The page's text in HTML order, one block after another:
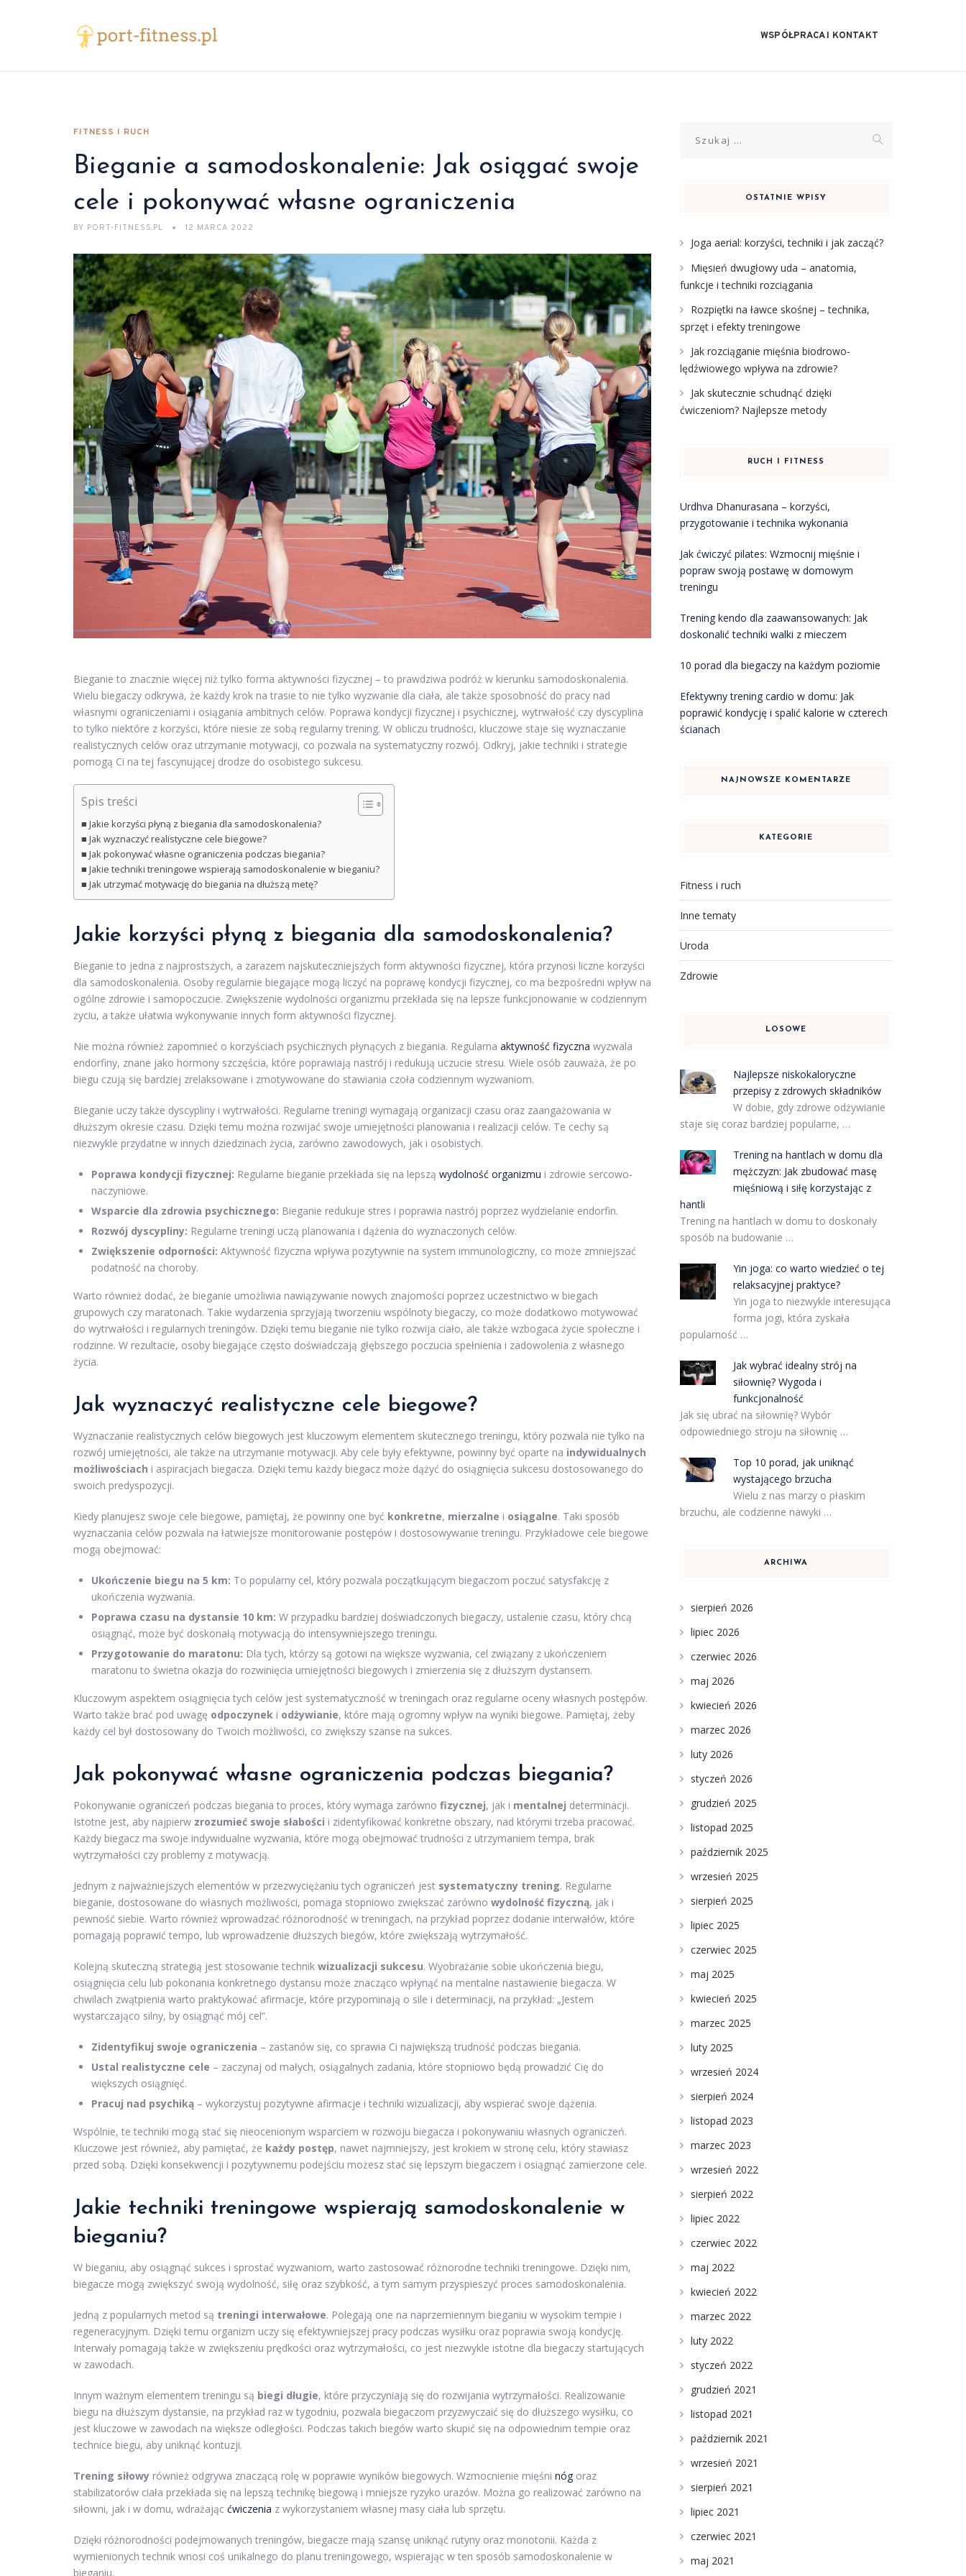
WSPÓŁPRACA I KONTAKT
FITNESS I RUCH
Bieganie a samodoskonalenie: Jak osiągać swoje
cele i pokonywać własne ograniczenia
BY PORT-FITNESS.PL 12 MARCA 2022
Bieganie to znacznie więcej niż tylko forma aktywności fizycznej – to prawdziwa podróż w kierunku samodoskonalenia.
Wielu biegaczy odkrywa, że każdy krok na trasie to nie tylko wyzwanie dla ciała, ale także sposobność do pracy nad
własnymi ograniczeniami i osiągania ambitnych celów. Poprawa kondycji fizycznej i psychicznej, wytrwałość czy dyscyplina
to tylko niektóre z korzyści, które niesie ze sobą regularny trening. W obliczu trudności, kluczowe staje się wyznaczanie
realistycznych celów oraz utrzymanie motywacji, co pozwala na systematyczny rozwój. Odkryj, jakie techniki i strategie
pomogą Ci na tej fascynującej drodze do osobistego sukcesu.
Spis treści
Jakie korzyści płyną z biegania dla samodoskonalenia?
Jak wyznaczyć realistyczne cele biegowe?
Jak pokonywać własne ograniczenia podczas biegania?
Jakie techniki treningowe wspierają samodoskonalenie w bieganiu?
Jak utrzymać motywację do biegania na dłuższą metę?
Jakie korzyści płyną z biegania dla samodoskonalenia?
Bieganie to jedna z najprostszych, a zarazem najskuteczniejszych form aktywności fizycznej, która przynosi liczne korzyści
dla samodoskonalenia. Osoby regularnie biegające mogą liczyć na poprawę kondycji fizycznej, co ma bezpośredni wpływ na
ogólne zdrowie i samopoczucie. Zwiększenie wydolności organizmu przekłada się na lepsze funkcjonowanie w codziennym
życiu, a także ułatwia wykonywanie innych form aktywności fizycznej.
Nie można również zapomnieć o korzyściach psychicznych płynących z biegania. Regularna aktywność fizyczna wyzwala
endorfiny, znane jako hormony szczęścia, które poprawiają nastrój i redukują uczucie stresu. Wiele osób zauważa, że po
biegu czują się bardziej zrelaksowane i zmotywowane do stawiania czoła codziennym wyzwaniom.
Bieganie uczy także dyscypliny i wytrwałości. Regularne treningi wymagają organizacji czasu oraz zaangażowania w
dłuższym okresie czasu. Dzięki temu można rozwijać swoje umiejętności planowania i realizacji celów. Te cechy są
niezwykle przydatne w innych dziedzinach życia, zarówno zawodowych, jak i osobistych.
Poprawa kondycji fizycznej: Regularne bieganie przekłada się na lepszą wydolność organizmu i zdrowie sercowo-
naczyniowe.
Wsparcie dla zdrowia psychicznego: Bieganie redukuje stres i poprawia nastrój poprzez wydzielanie endorfin.
Rozwój dyscypliny: Regularne treningi uczą planowania i dążenia do wyznaczonych celów.
Zwiększenie odporności: Aktywność fizyczna wpływa pozytywnie na system immunologiczny, co może zmniejszać
podatność na choroby.
Warto również dodać, że bieganie umożliwia nawiązywanie nowych znajomości poprzez uczestnictwo w biegach
grupowych czy maratonach. Takie wydarzenia sprzyjają tworzeniu wspólnoty biegaczy, co może dodatkowo motywować
do wytrwałości i regularnych treningów. Dzięki temu bieganie nie tylko rozwija ciało, ale także wzbogaca życie społeczne i
rodzinne. W rezultacie, osoby biegające często doświadczają głębszego poczucia spełnienia i zadowolenia z własnego
życia.
Jak wyznaczyć realistyczne cele biegowe?
Wyznaczanie realistycznych celów biegowych jest kluczowym elementem skutecznego treningu, który pozwala nie tylko na
rozwój umiejętności, ale także na utrzymanie motywacji. Aby cele były efektywne, powinny być oparte na indywidualnych
możliwościach i aspiracjach biegacza. Dzięki temu każdy biegacz może dążyć do osiągnięcia sukcesu dostosowanego do
swoich predyspozycji.
Kiedy planujesz swoje cele biegowe, pamiętaj, że powinny one być konkretne, mierzalne i osiągalne. Taki sposób
wyznaczania celów pozwala na łatwiejsze monitorowanie postępów i dostosowywanie treningu. Przykładowe cele biegowe
mogą obejmować:
Ukończenie biegu na 5 km: To popularny cel, który pozwala początkującym biegaczom poczuć satysfakcję z
ukończenia wyzwania.
Poprawa czasu na dystansie 10 km: W przypadku bardziej doświadczonych biegaczy, ustalenie czasu, który chcą
osiągnąć, może być doskonałą motywacją do intensywniejszego treningu.
Przygotowanie do maratonu: Dla tych, którzy są gotowi na większe wyzwania, cel związany z ukończeniem
maratonu to świetna okazja do rozwinięcia umiejętności biegowych i zmierzenia się z dłuższym dystansem.
Kluczowym aspektem osiągnięcia tych celów jest systematyczność w treningach oraz regularne oceny własnych postępów.
Warto także brać pod uwagę odpoczynek i odżywianie, które mają ogromny wpływ na wyniki biegowe. Pamiętaj, żeby
każdy cel był dostosowany do Twoich możliwości, co zwiększy szanse na sukces.
Jak pokonywać własne ograniczenia podczas biegania?
Pokonywanie ograniczeń podczas biegania to proces, który wymaga zarówno fizycznej, jak i mentalnej determinacji.
Istotne jest, aby najpierw zrozumieć swoje słabości i zidentyfikować konkretne obszary, nad którymi trzeba pracować.
Każdy biegacz ma swoje indywidualne wyzwania, które mogą obejmować trudności z utrzymaniem tempa, brak
wytrzymałości czy problemy z motywacją.
Jednym z najważniejszych elementów w przezwyciężaniu tych ograniczeń jest systematyczny trening. Regularne
bieganie, dostosowane do własnych możliwości, pomaga stopniowo zwiększać zarówno wydolność fizyczną, jak i
pewność siebie. Warto również wprowadzać różnorodność w treningach, na przykład poprzez dodanie interwałów, które
pomagają poprawić tempo, lub wprowadzenie dłuższych biegów, które zwiększają wytrzymałość.
Kolejną skuteczną strategią jest stosowanie technik wizualizacji sukcesu. Wyobrażanie sobie ukończenia biegu,
osiągnięcia celu lub pokonania konkretnego dystansu może znacząco wpłynąć na mentalne nastawienie biegacza. W
chwilach zwątpienia warto praktykować afirmacje, które przypominają o sile i determinacji, na przykład: „Jestem
wystarczająco silny, by osiągnąć mój cel”.
Zidentyfikuj swoje ograniczenia – zastanów się, co sprawia Ci największą trudność podczas biegania.
Ustal realistyczne cele – zaczynaj od małych, osiągalnych zadania, które stopniowo będą prowadzić Cię do
większych osiągnięć.
Pracuj nad psychiką – wykorzystuj pozytywne afirmacje i techniki wizualizacji, aby wspierać swoje dążenia.
Wspólnie, te techniki mogą stać się nieocenionym wsparciem w rozwoju biegacza i pokonywaniu własnych ograniczeń.
Kluczowe jest również, aby pamiętać, że każdy postęp, nawet najmniejszy, jest krokiem w stronę celu, który stawiasz
przed sobą. Dzięki konsekwencji i pozytywnemu podejściu możesz stać się lepszym biegaczem i osiągnąć zamierzone cele.
Jakie techniki treningowe wspierają samodoskonalenie w
bieganiu?
W bieganiu, aby osiągnąć sukces i sprostać wyzwaniom, warto zastosować różnorodne techniki treningowe. Dzięki nim,
biegacze mogą zwiększyć swoją wydolność, siłę oraz szybkość, a tym samym przyspieszyć proces samodoskonalenia.
Jedną z popularnych metod są treningi interwałowe. Polegają one na naprzemiennym bieganiu w wysokim tempie i
regeneracyjnym. Dzięki temu organizm uczy się efektywniejszej pracy podczas wysiłku oraz poprawia swoją kondycję.
Interwały pomagają także w zwiększeniu prędkości oraz wytrzymałości, co jest niezwykle istotne dla biegaczy startujących
w zawodach.
Innym ważnym elementem treningu są biegi długie, które przyczyniają się do rozwijania wytrzymałości. Realizowanie
biegu na dłuższym dystansie, na przykład raz w tygodniu, pozwala biegaczom przyzwyczaić się do dłuższego wysiłku, co
jest kluczowe w zawodach na większe odległości. Podczas takich biegów warto skupić się na odpowiednim tempie oraz
technice biegu, aby uniknąć kontuzji.
Trening siłowy również odgrywa znaczącą rolę w poprawie wyników biegowych. Wzmocnienie mięśni nóg oraz
stabilizatorów ciała przekłada się na lepszą technikę biegową i mniejsze ryzyko urazów. Można go realizować zarówno na
siłowni, jak i w domu, wdrażając ćwiczenia z wykorzystaniem własnej masy ciała lub sprzętu.
Dzięki różnorodności podejmowanych treningów, biegacze mają szansę uniknąć rutyny oraz monotonii. Każda z
wymienionych technik wnosi coś unikalnego do planu treningowego, wspierając w ten sposób samodoskonalenie w
bieganiu.
OSTATNIE WPISY
Joga aerial: korzyści, techniki i jak zacząć?
Mięsień dwugłowy uda – anatomia,
funkcje i techniki rozciągania
Rozpiętki na ławce skośnej – technika,
sprzęt i efekty treningowe
Jak rozciąganie mięśnia biodrowo-
lędźwiowego wpływa na zdrowie?
Jak skutecznie schudnąć dzięki
ćwiczeniom? Najlepsze metody
RUCH I FITNESS
Urdhva Dhanurasana – korzyści,
przygotowanie i technika wykonania
Jak ćwiczyć pilates: Wzmocnij mięśnie i
popraw swoją postawę w domowym
treningu
Trening kendo dla zaawansowanych: Jak
doskonalić techniki walki z mieczem
10 porad dla biegaczy na każdym poziomie
Efektywny trening cardio w domu: Jak
poprawić kondycję i spalić kalorie w czterech
ścianach
NAJNOWSZE KOMENTARZE
KATEGORIE
Fitness i ruch
Inne tematy
Uroda
Zdrowie
LOSOWE
Najlepsze niskokaloryczne
przepisy z zdrowych składników
W dobie, gdy zdrowe odżywianie
staje się coraz bardziej popularne, …
Trening na hantlach w domu dla
mężczyzn: Jak zbudować masę
mięśniową i siłę korzystając z
hantli
Trening na hantlach w domu to doskonały
sposób na budowanie …
Yin joga: co warto wiedzieć o tej
relaksacyjnej praktyce?
Yin joga to niezwykle interesująca
forma jogi, która zyskała
popularność …
Jak wybrać idealny strój na
siłownię? Wygoda i
funkcjonalność
Jak się ubrać na siłownię? Wybór
odpowiedniego stroju na siłownię …
Top 10 porad, jak uniknąć
wystającego brzucha
Wielu z nas marzy o płaskim
brzuchu, ale codzienne nawyki …
ARCHIWA
sierpień 2026
lipiec 2026
czerwiec 2026
maj 2026
kwiecień 2026
marzec 2026
luty 2026
styczeń 2026
grudzień 2025
listopad 2025
październik 2025
wrzesień 2025
sierpień 2025
lipiec 2025
czerwiec 2025
maj 2025
kwiecień 2025
marzec 2025
luty 2025
wrzesień 2024
sierpień 2024
listopad 2023
marzec 2023
wrzesień 2022
sierpień 2022
lipiec 2022
czerwiec 2022
maj 2022
kwiecień 2022
marzec 2022
luty 2022
styczeń 2022
grudzień 2021
listopad 2021
październik 2021
wrzesień 2021
sierpień 2021
lipiec 2021
czerwiec 2021
maj 2021